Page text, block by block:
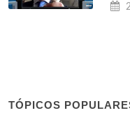
TÓPICOS